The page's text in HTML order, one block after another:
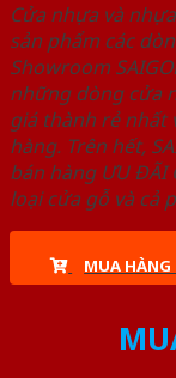
Cửa nhựa và
sản phẩm các
Showroom
những dòng cửa
giá thành rẻ nhất
hàng. Trên hết,
bán hàng ƯU ĐÃI
loại cửa gỗ và cả
MUA HÀNG